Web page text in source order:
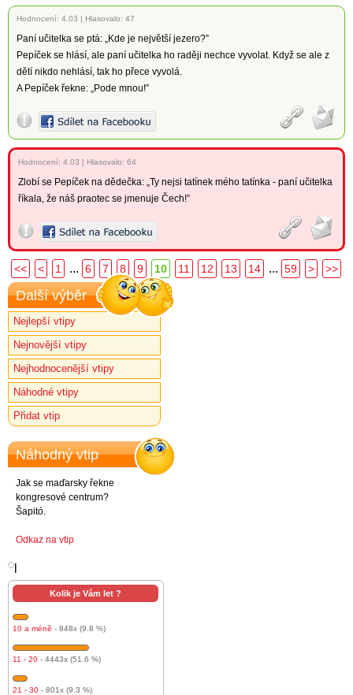
Hodnocení: 4.03 | Hlasovalo: 47
Paní učitelka se ptá: „Kde je největší jezero?”
Pepíček se hlásí, ale paní učitelka ho raději nechce vyvolat. Když se ale z
dětí nikdo nehlásí, tak ho přece vyvolá.
A Pepíček řekne: „Pode mnou!”
Hodnocení: 4.03 | Hlasovalo: 64
Zlobí se Pepíček na dědečka: „Ty nejsi tatínek mého tatínka - paní učitelka
říkala, že náš praotec se jmenuje Čech!”
<< < 1 ... 6 7 8 9 10 11 12 13 14 ... 59 > >>
Další výběr
Nejlepší vtipy
Nejnovější vtipy
Nejhodnocenější vtipy
Náhodné vtipy
Přidat vtip
Náhodný vtip
Jak se maďarsky řekne
kongresové centrum?
Šapitó.
Odkaz na vtip
Kolik je Vám let ?
10 a méně - 848x (9.8 %)
11 - 20 - 4443x (51.6 %)
21 - 30 - 801x (9.3 %)